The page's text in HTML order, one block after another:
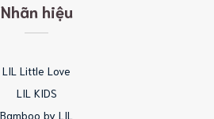
Nhãn hiệu
LIL Little Love
LIL KIDS
Bamboo by LIL